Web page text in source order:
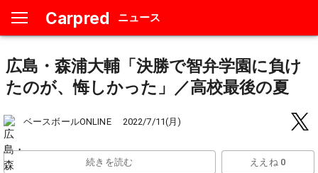
Carpred ニュース
広島・森浦大輔「決勝で智弁学園に負け
たのが、悔しかった」／高校最後の夏
ベースボールONLINE 2022/7/11(月)
続きを読む ええね 0